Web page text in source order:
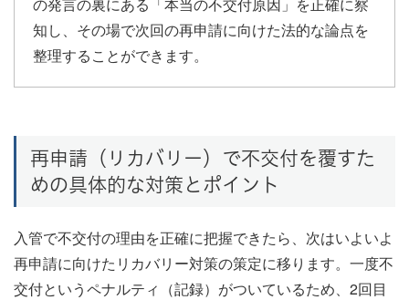
知し、その場で次回の再申請に向けた法的な論点を
整理することができます。
再申請（リカバリー）で不交付を覆すた
めの具体的な対策とポイント
入管で不交付の理由を正確に把握できたら、次はいよいよ
再申請に向けたリカバリー対策の策定に移ります。一度不
交付というペナルティ（記録）がついているため、2回目